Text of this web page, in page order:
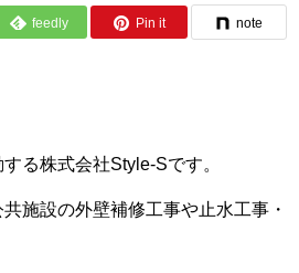
feedly Pin it note
る株式会社Style-Sです。
施設の外壁補修工事や止水工事・